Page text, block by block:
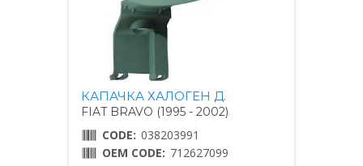
КАПАЧКА ХАЛОГЕН Д.
FIAT BRAVO (1995 - 2002)
CODE: 038203991
OEM CODE: 712627099